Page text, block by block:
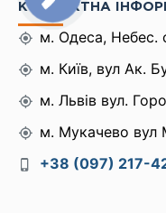
КОНТАКТНА
м. Одеса, Небес.
м. Київ, вул Ак.
м. Львів вул.
м. Мукачево вул
+38 (097) 217-